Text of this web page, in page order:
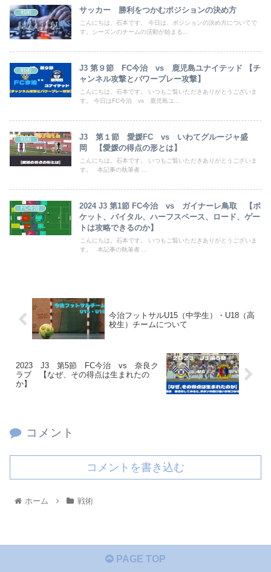
戦術 サッカー 勝利をつかむポジションの決め方
こんにちは、石本です。 今日は、ポジションの決め方についてで
す。シーズンのチームの活動が始まる...
戦術
J3 第９節 FC今治 vs 鹿児島ユナイテッド 【チ
ャンネル攻撃とパワープレー攻撃】
こんにちは。石本です。 いつもご覧いただきありがとうございま
す。 今日はFC今治 vs 鹿児島ユ...
戦術
J3 第１節 愛媛FC vs いわてグルージャ盛
岡 【愛媛の得点の形とは】
こんにちは。石本です。 いつもご覧いただきありがとうございま
す。 本記事の執筆者 ...
FC今治
2024 J3 第1節 FC今治 vs ガイナーレ鳥取 【ポ
ケット、バイタル、ハーフスペース、ロード、ゲー
トは攻略できるのか】
こんにちは。石本です。 いつもご覧いただきありがとうございま
す。 本記事の執筆者 ...
今治フットサルU15（中学生）・U18（高
校生）チームについて
2023 J3 第5節 FC今治 vs 奈良ク
ラブ 【なぜ、その得点は生まれたの
か】
コメント
コメントを書き込む
ホーム 戦術
PAGE TOP